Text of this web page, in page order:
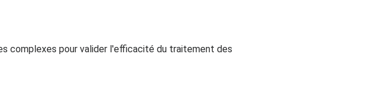
complexes pour valider l'efficacité du traitement des